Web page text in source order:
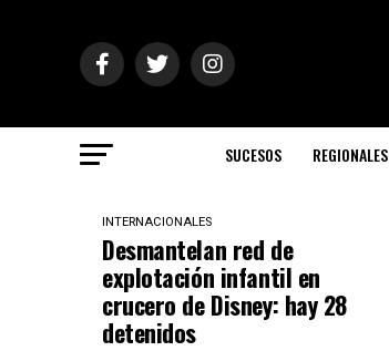
SUCESOS REGIONALES
INTERNACIONALES
Desmantelan red de
explotación infantil en
crucero de Disney: hay 28
detenidos